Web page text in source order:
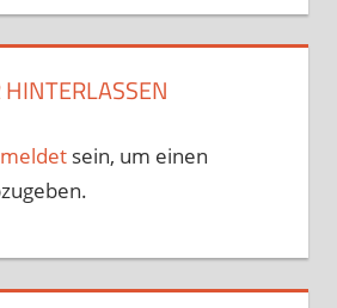
sein, um einen